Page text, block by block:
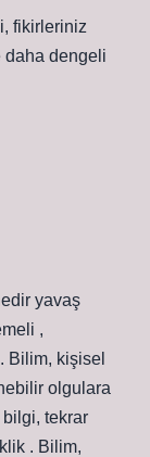
fikirleriniz
daha dengeli
yavaş
,
Bilim, kişisel
olgulara
tekrar
. Bilim,